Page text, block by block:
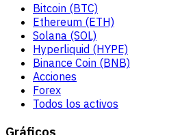
Bitcoin (BTC)
Ethereum (ETH)
Solana (SOL)
Hyperliquid (HYPE)
Binance Coin (BNB)
Acciones
Forex
Todos los activos
Gráficos